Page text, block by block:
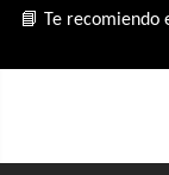
📘 Te recomiendo